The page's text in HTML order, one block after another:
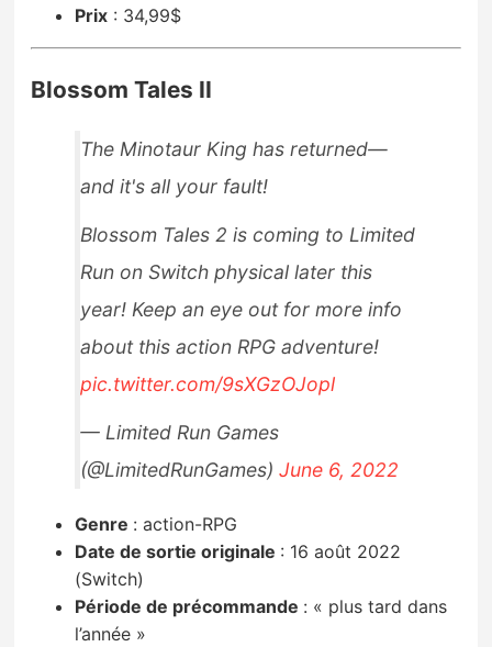
Prix : 34,99$
Blossom Tales II
The Minotaur King has returned—
and it's all your fault!
Blossom Tales 2 is coming to Limited
Run on Switch physical later this
year! Keep an eye out for more info
about this action RPG adventure!
pic.twitter.com/9sXGzOJopl
— Limited Run Games
(@LimitedRunGames)June 6, 2022
Genre : action-RPG
Date de sortie originale : 16 août 2022
(Switch)
Période de précommande : « plus tard dans
l’année »